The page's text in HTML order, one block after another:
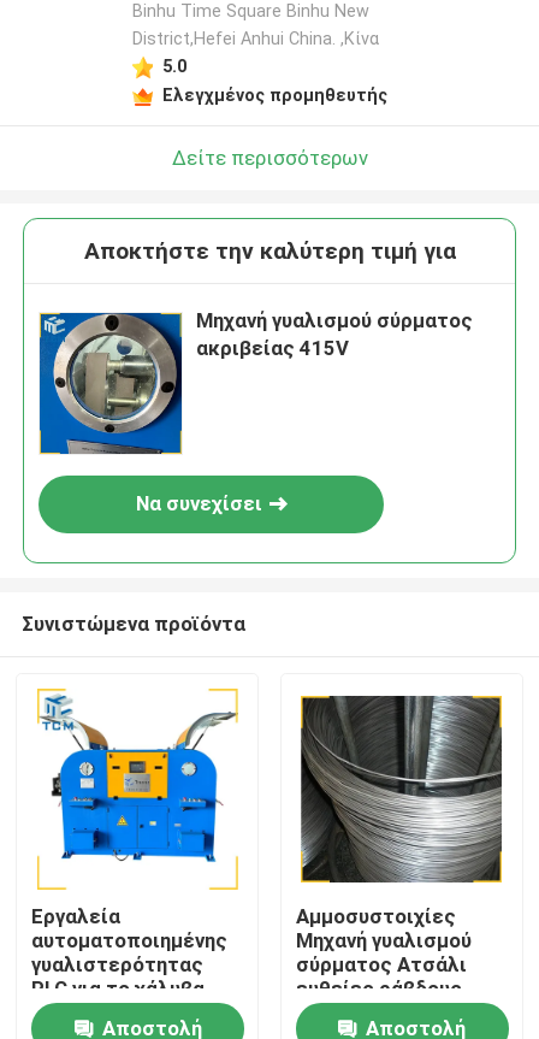
Σπίτι
Προϊόντα
Binhu Time Square Binhu New
District,Hefei Anhui China. ,Κίνα
5.0
Ελεγχμένος προμηθευτής
Δείτε περισσότερων
Αποκτήστε την καλύτερη τιμή για
Μηχανή γυαλισμού σύρματος
ακριβείας 415V
Να συνεχίσει
Συνιστώμενα προϊόντα
Εργαλεία
αυτοματοποιημένης
γυαλιστερότητας
PLC για το χάλυβα
Αποστολή
Αμμοσυστοιχίες
Μηχανή γυαλισμού
σύρματος Ατσάλι
ευθείες ράβδους
Μηχανή γυαλισμού
Αποστολή